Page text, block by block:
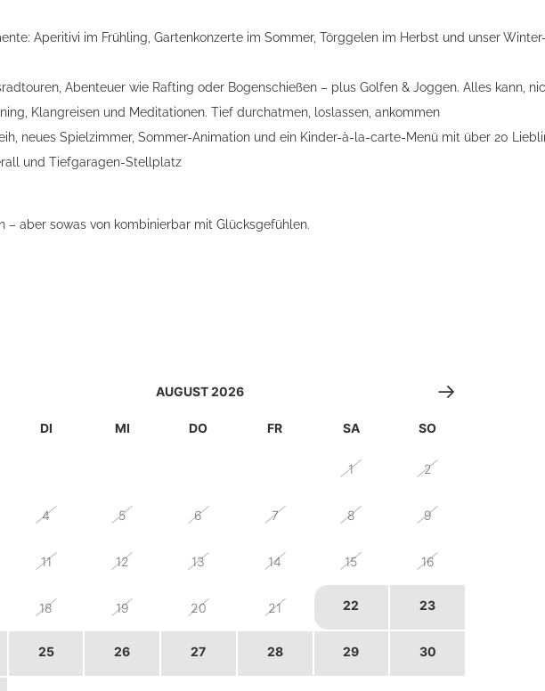
Aperitivi im Frühling, Gartenkonzerte im Sommer, Törggelen im Herbst und unser
Abenteuer wie Rafting oder Bogenschießen – plus Golfen & Joggen. Alles kann,
Klangreisen und Meditationen. Tief durchatmen, loslassen, ankommen
neues Spielzimmer, Sommer-Animation und ein Kinder-à-la-carte-Menü mit über 20
und Tiefgaragen-Stellplatz
aber sowas von kombinierbar mit Glücksgefühlen.
AUGUST 2026
DI MI DO FR SA SO
1 2
4 5 6 7 8 9
11 12 13 14 15 16
18 19 20 21 22 23
25 26 27 28 29 30